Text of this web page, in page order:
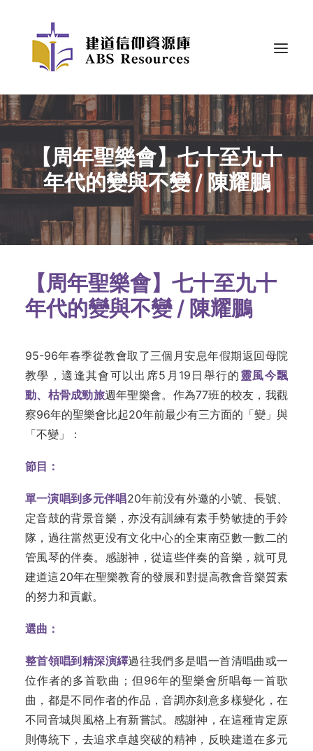
【周年聖樂會】七十至九十
年代的變與不變 / 陳耀鵬
【周年聖樂會】七十至九十
年代的變與不變 / 陳耀鵬
95-96年春季從教會取了三個月安息年假期返回母院
教學，適逢其會可以出席5月19日舉行的 靈風今飄
動、枯骨成勁旅週年聖樂會。作為77班的校友，我觀
察96年的聖樂會比起20年前最少有三方面的「變」與
「不變」：
節目：
單一演唱到多元伴唱20年前没有外邀的小號、長號、
定音鼓的背景音樂，亦没有訓練有素手勢敏捷的手鈴
隊，過往當然更没有文化中心的全東南亞數一數二的
管風琴的伴奏。感謝神，從這些伴奏的音樂，就可見
建道這20年在聖樂教育的發展和對提高教會音樂質素
的努力和貢獻。
選曲：
整首領唱到精深演繹過往我們多是唱一首清唱曲或一
位作者的多首歌曲；但96年的聖樂會所唱每一首歌
曲，都是不同作者的作品，音調亦刻意多樣變化，在
不同音城與風格上有新嘗試。感謝神，在這種肯定原
則傳統下，去追求卓越突破的精神，反映建道在多元